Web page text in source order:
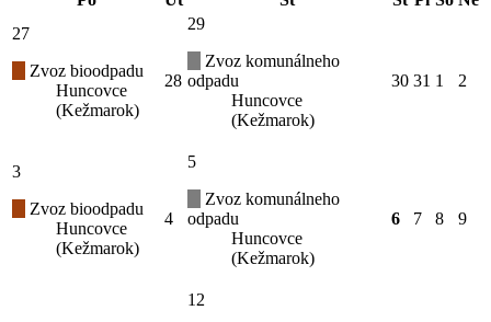
27
Zvoz bioodpadu
Huncovce
(Kežmarok)
28
29
Zvoz komunálneho
odpadu
Huncovce
(Kežmarok)
30 31 1 2
3
Zvoz bioodpadu
Huncovce
(Kežmarok)
4
5
Zvoz komunálneho
odpadu
Huncovce
(Kežmarok)
6 7 8 9
12